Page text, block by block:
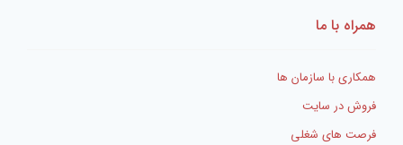
همراه با ما
همکاری با سازمان ها
فروش در سایت
فرصت های شغلی